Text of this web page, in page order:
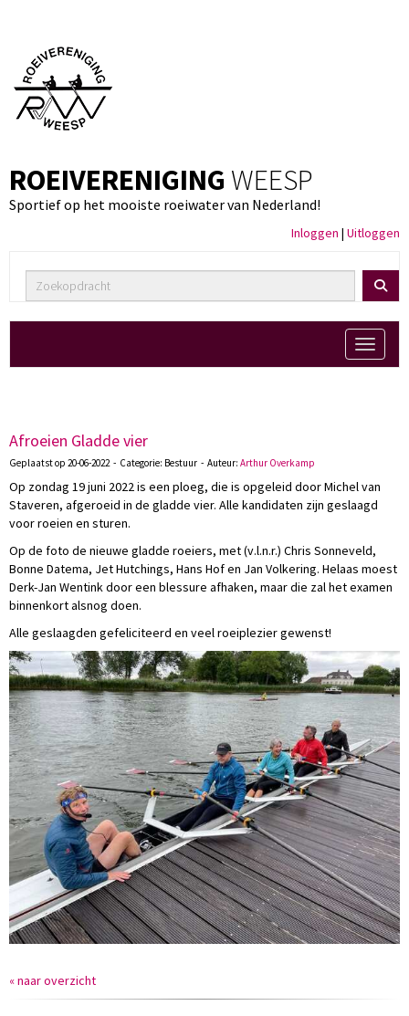
ROEIVERENIGING WEESP
Sportief op het mooiste roeiwater van Nederland!
Inloggen | Uitloggen
Toggle
Afroeien Gladde vier
Geplaatst op 20-06-2022 - Categorie: Bestuur - Auteur: Arthur Overkamp
Op zondag 19 juni 2022 is een ploeg, die is opgeleid door Michel van
Staveren, afgeroeid in de gladde vier. Alle kandidaten zijn geslaagd
voor roeien en sturen.
Op de foto de nieuwe gladde roeiers, met (v.l.n.r.) Chris Sonneveld,
Bonne Datema, Jet Hutchings, Hans Hof en Jan Volkering. Helaas moest
Derk-Jan Wentink door een blessure afhaken, maar die zal het examen
binnenkort alsnog doen.
Alle geslaagden gefeliciteerd en veel roeiplezier gewenst!
« naar overzicht